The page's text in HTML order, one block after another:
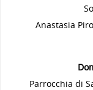
Anastasia
Parrocchia di